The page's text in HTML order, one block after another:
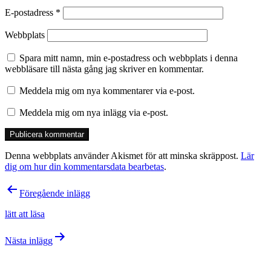
E-postadress *
Webbplats
Spara mitt namn, min e-postadress och webbplats i denna
webbläsare till nästa gång jag skriver en kommentar.
Meddela mig om nya kommentarer via e-post.
Meddela mig om nya inlägg via e-post.
Denna webbplats använder Akismet för att minska skräppost. Lär
dig om hur din kommentarsdata bearbetas.
Inläggsnavigering
Föregående inlägg
lätt att läsa
Nästa inlägg